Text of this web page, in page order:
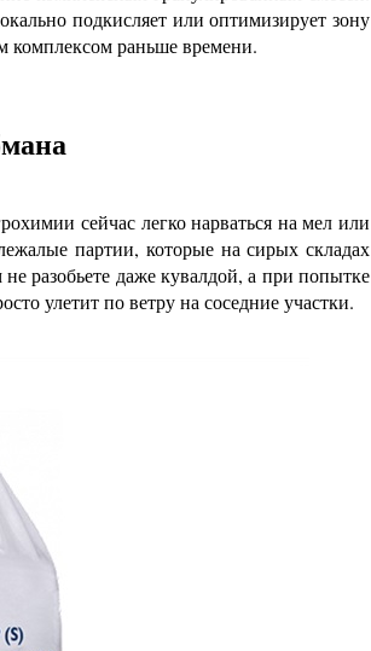
подкисляет или оптимизирует зону
комплексом раньше времени.
сейчас легко нарваться на мел или
партии, которые на сирых складах
разобьете даже кувалдой, а при попытке
улетит по ветру на соседние участки.